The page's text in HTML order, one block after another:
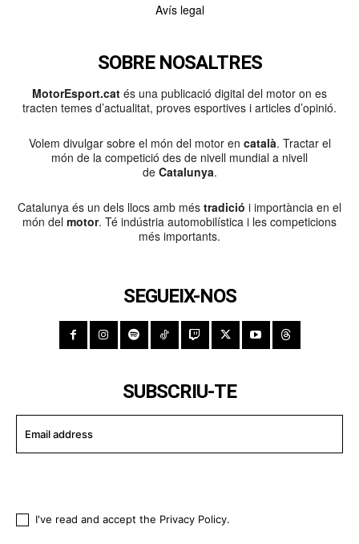
Avís legal
SOBRE NOSALTRES
MotorEsport.cat és una publicació digital del motor on es
tracten temes d’actualitat, proves esportives i articles d’opinió.
Volem divulgar sobre el món del motor en català. Tractar el
món de la competició des de nivell mundial a nivell
de Catalunya.
Catalunya és un dels llocs amb més tradició i importància en el
món del motor. Té indústria automobilística i les competicions
més importants.
SEGUEIX-NOS
SUBSCRIU-TE
I've read and accept the Privacy Policy.